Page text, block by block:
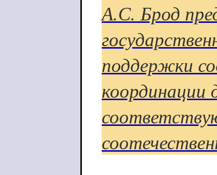
А.С. Брод
поддержки
координации